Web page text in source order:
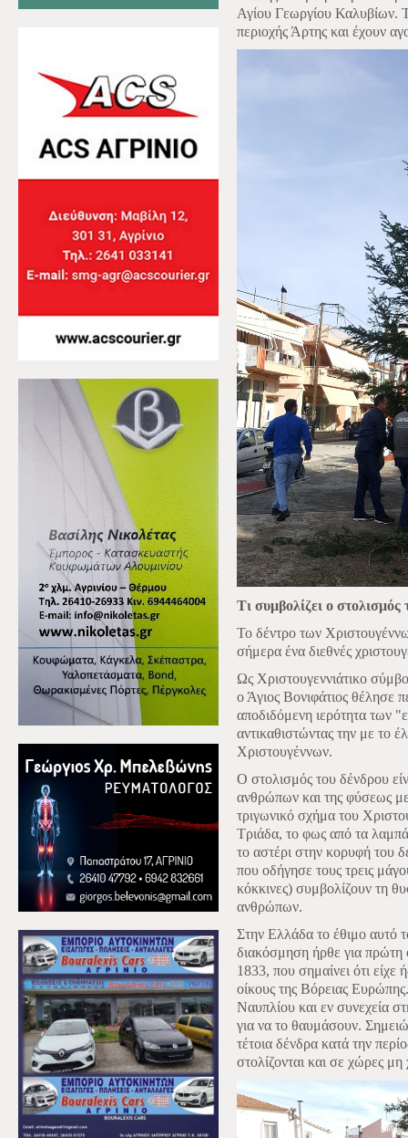
Αγίου Γεωργίου Καλυβίων.
περιοχής Άρτης και έχουν
Τι συμβολίζει ο στολισμός
Το δέντρο των
σήμερα ένα διεθνές
Ως Χριστουγεννιάτικο
ο Άγιος Βονιφάτιος θέλησε
αποδιδόμενη ιερότητα των
αντικαθιστώντας την με το
Χριστουγέννων.
Ο στολισμός του δένδρου
ανθρώπων και της φύσεως
τριγωνικό σχήμα του
Τριάδα, το φως από τα
το αστέρι στην κορυφή του
που οδήγησε τους τρεις
κόκκινες) συμβολίζουν τη
ανθρώπων.
Στην Ελλάδα το έθιμο αυτό
διακόσμηση ήρθε για
1833, που σημαίνει ότι είχε
οίκους της Βόρειας
Ναυπλίου και εν συνεχεία
για να το θαυμάσουν.
τέτοια δένδρα κατά την
στολίζονται και σε χώρες μη